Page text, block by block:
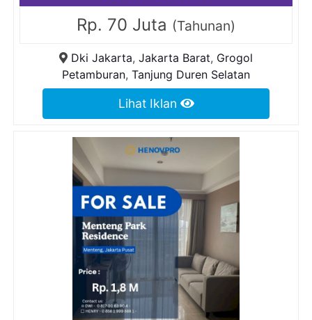
Rp. 70 Juta (Tahunan)
Dki Jakarta, Jakarta Barat, Grogol
Petamburan, Tanjung Duren Selatan
Lihat Iklan